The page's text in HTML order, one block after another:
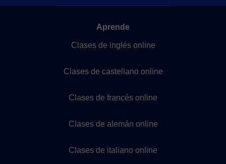
Aprende
Clases de inglés online
Clases de castellano online
Clases de francés online
Clases de alemán online
Clases de italiano online